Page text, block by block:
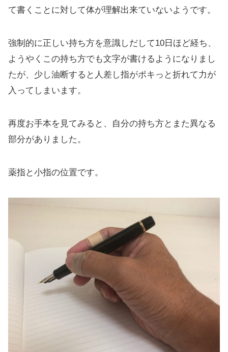
て書くことに対して体が理解出来ていないようです。
強制的に正しい持ち方を意識しだして10日ほど経ち、
ようやくこの持ち方でも文字が書けるようになりまし
たが、少し油断すると人差し指がポキっと折れて力が
入ってしまいます。
再度お手本を見てみると、自分の持ち方とまた異なる
部分がありました。
薬指と小指の位置です。